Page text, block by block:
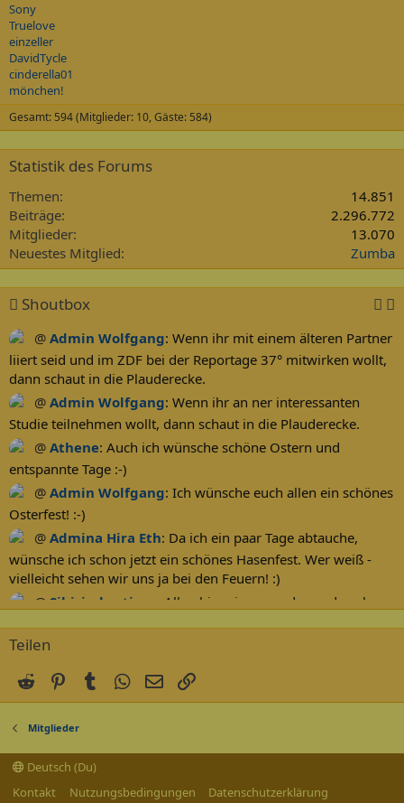
Sony
Truelove
einzeller
DavidTycle
cinderella01
mönchen!
Gesamt: 594 (Mitglieder: 10, Gäste: 584)
Statistik des Forums
Themen
14.851
Beiträge
2.296.772
Mitglieder
13.070
Neuestes Mitglied
Zumba
Shoutbox
@ Admin Wolfgang: Wenn ihr mit einem älteren Partner
liiert seid und im ZDF bei der Reportage 37° mitwirken wollt,
dann schaut in die Plauderecke.
@ Admin Wolfgang: Wenn ihr an ner interessanten
Studie teilnehmen wollt, dann schaut in die Plauderecke.
@ Athene: Auch ich wünsche schöne Ostern und
entspannte Tage :-)
@ Admin Wolfgang: Ich wünsche euch allen ein schönes
Osterfest! :-)
@ Admina Hira Eth: Da ich ein paar Tage abtauche,
wünsche ich schon jetzt ein schönes Hasenfest. Wer weiß -
vielleicht sehen wir uns ja bei den Feuern! :)
@ Sibirischertiger
Allen hier ein gesundes und auch
Frohes neues Jahr 2026 :D
@
neues Jahr - verbunden mit ganz Freude und Glück für 2026
:-)
2026! :-)
@ Athene:Wünsche allen ein gesundes neues Jahr und
viel Glück in der Liebe :-)
Teilen
Reddit PinterestTumblrWhatsApp
E-Mail
Mitglieder
Deutsch (Du)
Kontakt
Nutzungsbedingungen
Datenschutzerklärung